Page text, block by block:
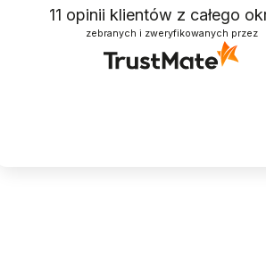
11 opinii klientów z całego
zebranych i zweryfikowanych przez